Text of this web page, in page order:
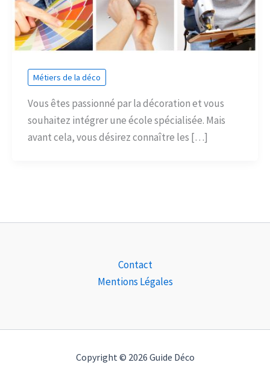
Métiers de la déco
Vous êtes passionné par la décoration et vous
souhaitez intégrer une école spécialisée. Mais
avant cela, vous désirez connaître les […]
Contact
Mentions Légales
Copyright © 2026 Guide Déco